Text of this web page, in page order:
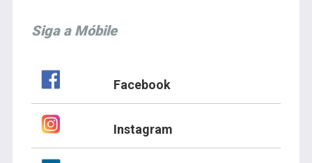
Siga a Móbile
Facebook
Instagram